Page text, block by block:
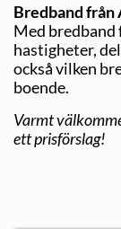
Bredband från
Med
hastigheter,
också vilken
boende.
Varmt
ett prisförslag!